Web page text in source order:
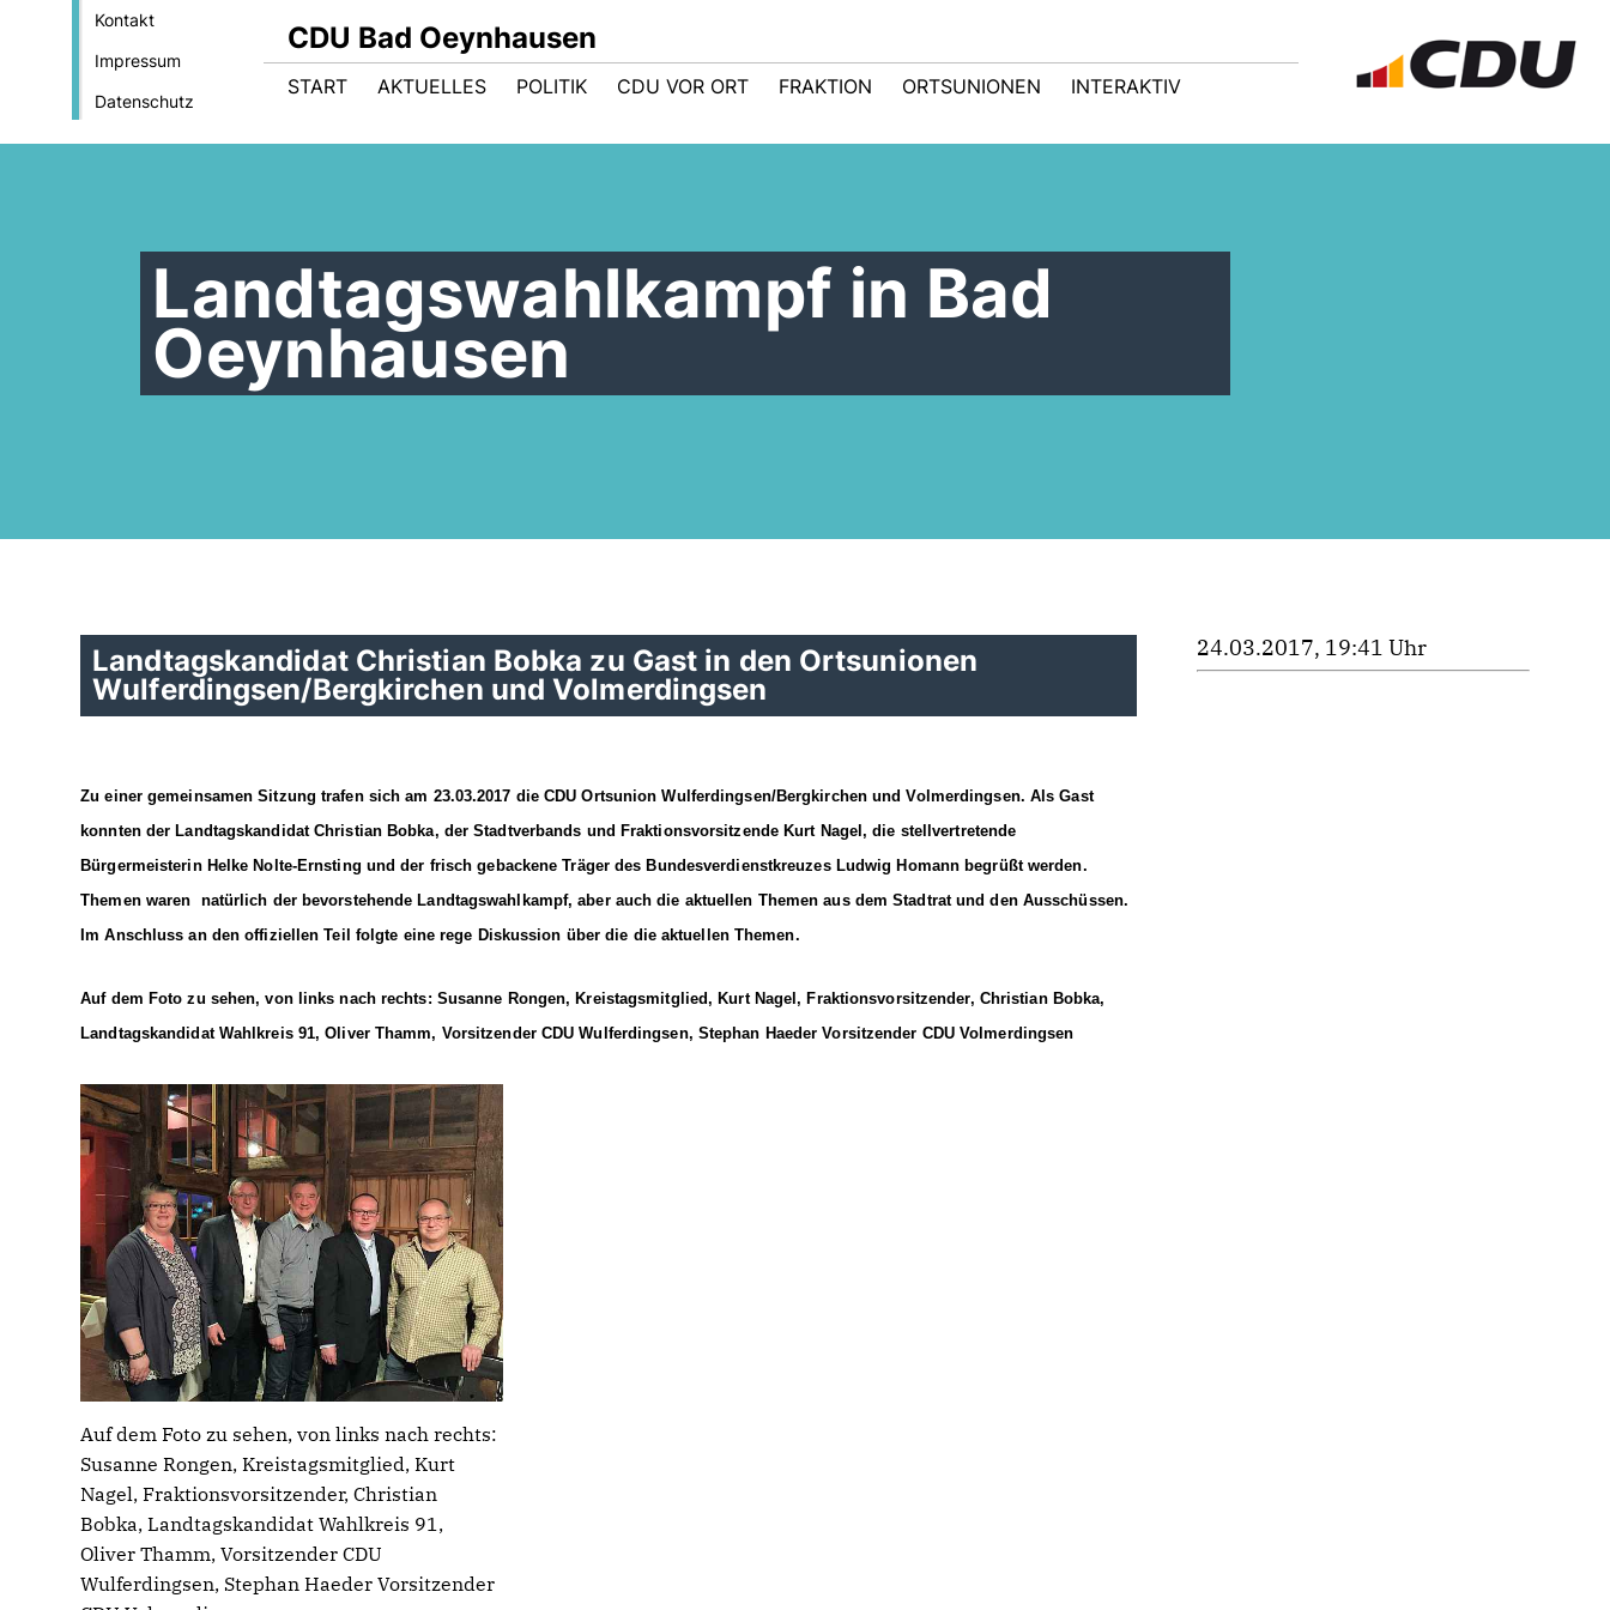
Kontakt
Impressum
Datenschutz
CDU Bad Oeynhausen
START AKTUELLES POLITIK CDU VOR ORT FRAKTION ORTSUNIONEN INTERAKTIV
Landtagswahlkampf in Bad
Oeynhausen
Landtagskandidat Christian Bobka zu Gast in den Ortsunionen
Wulferdingsen/Bergkirchen und Volmerdingsen
Zu einer gemeinsamen Sitzung trafen sich am 23.03.2017 die CDU Ortsunion Wulferdingsen/Bergkirchen und Volmerdingsen. Als Gast
konnten der Landtagskandidat Christian Bobka, der Stadtverbands und Fraktionsvorsitzende Kurt Nagel, die stellvertretende
Bürgermeisterin Helke Nolte-Ernsting und der frisch gebackene Träger des Bundesverdienstkreuzes Ludwig Homann begrüßt werden.
Themen waren natürlich der bevorstehende Landtagswahlkampf, aber auch die aktuellen Themen aus dem Stadtrat und den Ausschüssen.
Im Anschluss an den offiziellen Teil folgte eine rege Diskussion über die die aktuellen Themen.
Auf dem Foto zu sehen, von links nach rechts: Susanne Rongen, Kreistagsmitglied, Kurt Nagel, Fraktionsvorsitzender, Christian Bobka,
Landtagskandidat Wahlkreis 91, Oliver Thamm, Vorsitzender CDU Wulferdingsen, Stephan Haeder Vorsitzender CDU Volmerdingsen
Auf dem Foto zu sehen, von links nach rechts:
Susanne Rongen, Kreistagsmitglied, Kurt
Nagel, Fraktionsvorsitzender, Christian
Bobka, Landtagskandidat Wahlkreis 91,
Oliver Thamm, Vorsitzender CDU
Wulferdingsen, Stephan Haeder Vorsitzender
24.03.2017, 19:41 Uhr